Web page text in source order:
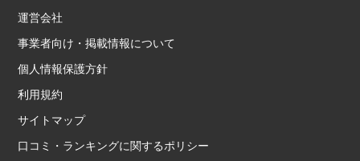
運営会社
事業者向け・掲載情報について
個人情報保護方針
利用規約
サイトマップ
口コミ・ランキングに関するポリシー